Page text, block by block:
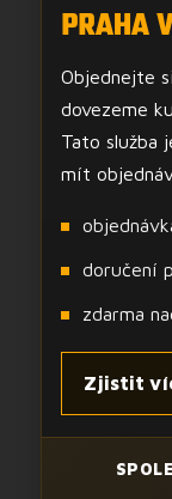
PRAHA
Objednejte
dovezeme
Tato služba
mít
doručení
zdarma
Zjistit